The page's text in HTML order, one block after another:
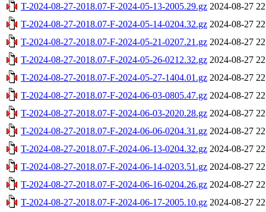
T-2024-08-27-2018.07-F-2024-05-13-2005.29.gz 2024-08-27
T-2024-08-27-2018.07-F-2024-05-14-0204.32.gz 2024-08-27
T-2024-08-27-2018.07-F-2024-05-21-0207.21.gz 2024-08-27
T-2024-08-27-2018.07-F-2024-05-26-0212.32.gz 2024-08-27
T-2024-08-27-2018.07-F-2024-05-27-1404.01.gz 2024-08-27
T-2024-08-27-2018.07-F-2024-06-03-0805.47.gz 2024-08-27
T-2024-08-27-2018.07-F-2024-06-03-2020.28.gz 2024-08-27
T-2024-08-27-2018.07-F-2024-06-06-0204.31.gz 2024-08-27
T-2024-08-27-2018.07-F-2024-06-13-0204.32.gz 2024-08-27
T-2024-08-27-2018.07-F-2024-06-14-0203.51.gz 2024-08-27
T-2024-08-27-2018.07-F-2024-06-16-0204.26.gz 2024-08-27
T-2024-08-27-2018.07-F-2024-06-17-2005.10.gz 2024-08-27